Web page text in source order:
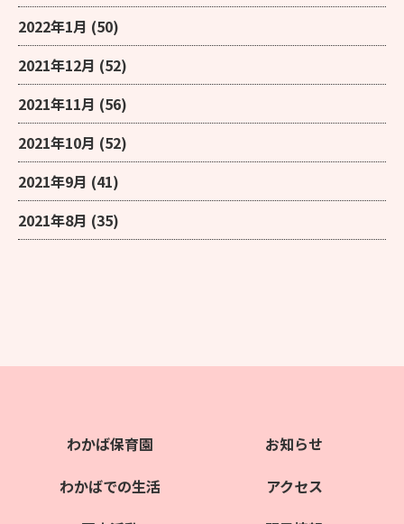
2022年1月 (50)
2021年12月 (52)
2021年11月 (56)
2021年10月 (52)
2021年9月 (41)
2021年8月 (35)
わかば保育園
わかばでの生活
お知らせ
アクセス